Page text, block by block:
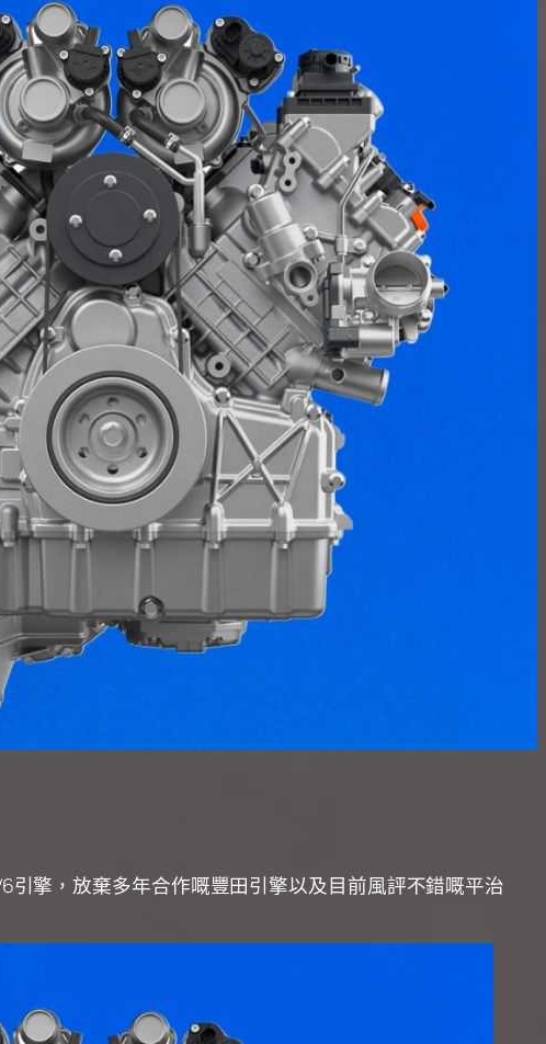
擎，放棄多年合作嘅豐田引擎以及目前風評不錯嘅平治